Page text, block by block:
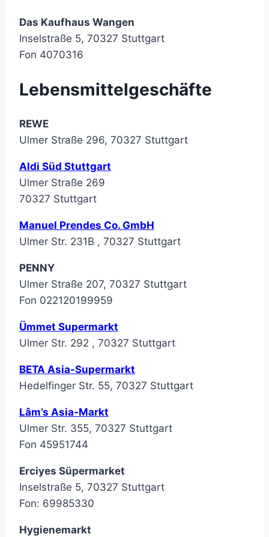
Das Kaufhaus Wangen
Inselstraße 5, 70327 Stuttgart
Fon 4070316
Lebensmittelgeschäfte
REWE
Ulmer Straße 296, 70327 Stuttgart
Aldi Süd Stuttgart
Ulmer Straße 269
70327 Stuttgart
Manuel Prendes Co. GmbH
Ulmer Str. 231B , 70327 Stuttgart
PENNY
Ulmer Straße 207, 70327 Stuttgart
Fon 022120199959
Ümmet Supermarkt
Ulmer Str. 292 , 70327 Stuttgart
BETA Asia-Supermarkt
Hedelfinger Str. 55, 70327 Stuttgart
Lâm’s Asia-Markt
Ulmer Str. 355, 70327 Stuttgart
Fon 45951744
Erciyes Süpermarket
Inselstraße 5, 70327 Stuttgart
Fon: 69985330
Hygienemarkt